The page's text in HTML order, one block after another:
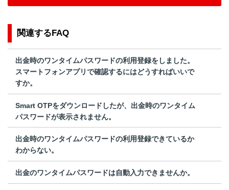
関連するFAQ
出金時のワンタイムパスワードの利用登録をしました。
スマートフォンアプリで確認するにはどうすればいいで
すか。
Smart OTPをダウンロードしたが、出金時のワンタイム
パスワードが表示されません。
出金時のワンタイムパスワードの利用登録できているか
わからない。
出金のワンタイムパスワードは自動入力できませんか。